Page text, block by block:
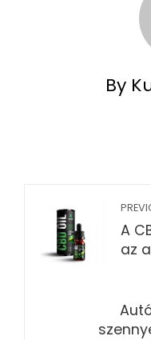
By
A
az